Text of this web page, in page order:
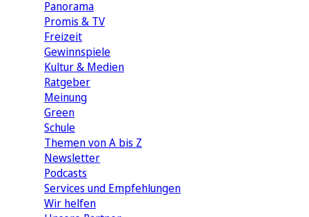
Panorama
Promis & TV
Freizeit
Gewinnspiele
Kultur & Medien
Ratgeber
Meinung
Green
Schule
Themen von A bis Z
Newsletter
Podcasts
Services und Empfehlungen
Wir helfen